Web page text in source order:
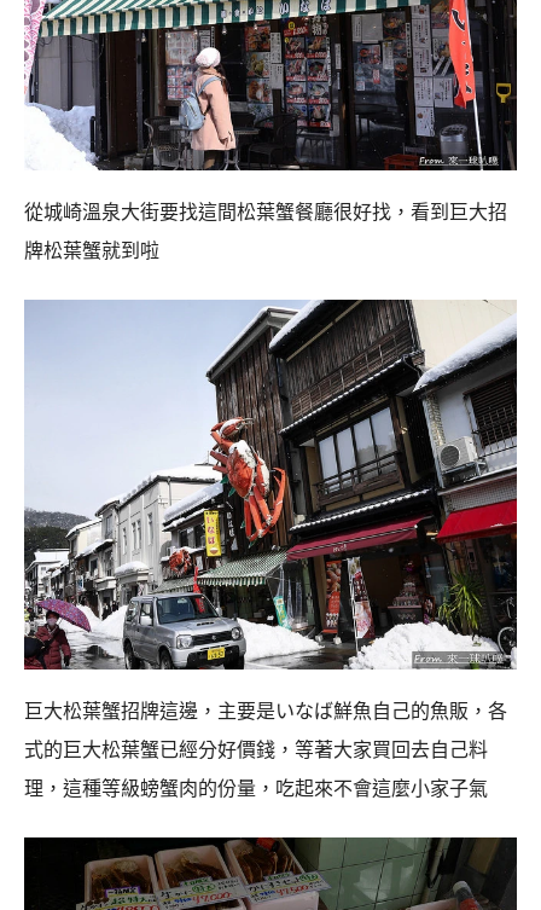
從城崎溫泉大街要找這間松葉蟹餐廳很好找，看到巨大招
牌松葉蟹就到啦
巨大松葉蟹招牌這邊，主要是いなば鮮魚自己的魚販，各
式的巨大松葉蟹已經分好價錢，等著大家買回去自己料
理，這種等級螃蟹肉的份量，吃起來不會這麼小家子氣